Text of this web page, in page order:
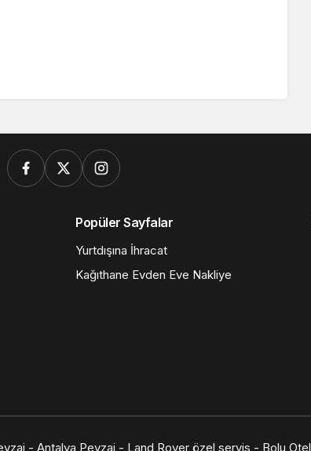
Popüler Sayfalar
Yurtdışına İhracat
Kağıthane Evden Eve Nakliye
- Antalya Peyzaj - Land Rover özel servis - Bolu Otel